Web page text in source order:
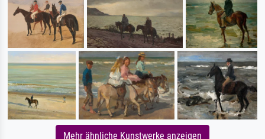
Mehr ähnliche Kunstwerke anzeigen